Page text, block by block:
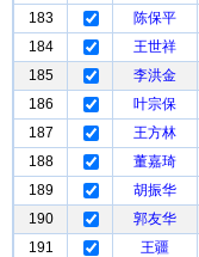
183
陈保平
184
王世祥
185
李洪金
186
叶宗保
187
王方林
188
董嘉琦
189
胡振华
190
郭友华
191
王疆